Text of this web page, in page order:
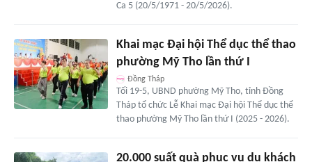
Ca 5 (20/5/1971 - 20/5/2026).
Khai mạc Đại hội Thể dục thể thao
phường Mỹ Tho lần thứ I
Đồng Tháp
Tối 19-5, UBND phường Mỹ Tho, tỉnh Đồng
Tháp tổ chức Lễ Khai mạc Đại hội Thể dục thể
thao phường Mỹ Tho lần thứ I (2025 - 2026).
20.000 suất quà phục vụ du khách